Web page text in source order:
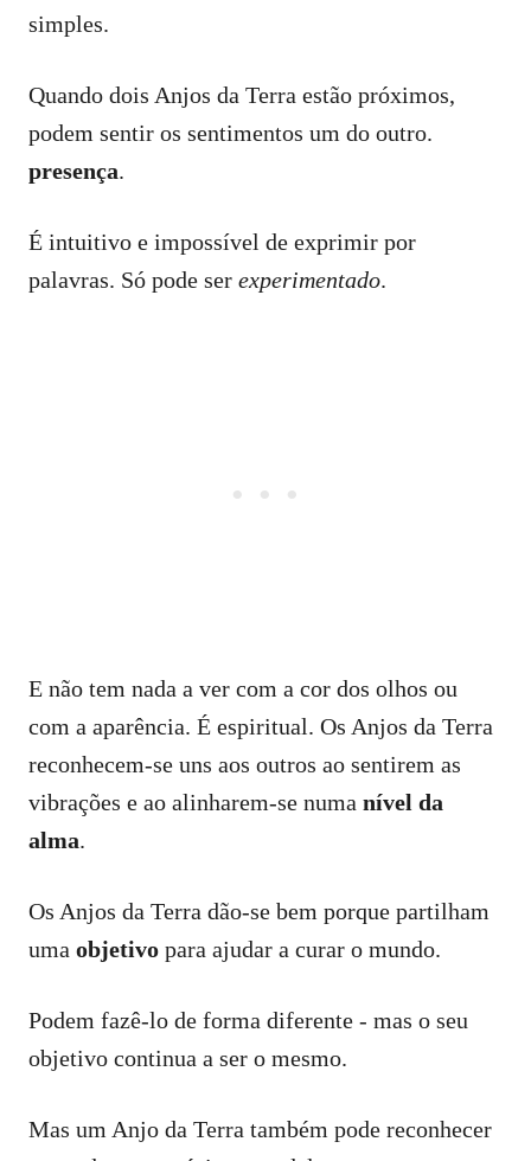
simples.
Quando dois Anjos da Terra estão próximos,
podem sentir os sentimentos um do outro.
presença.
É intuitivo e impossível de exprimir por
palavras. Só pode ser experimentado.
E não tem nada a ver com a cor dos olhos ou
com a aparência. É espiritual. Os Anjos da Terra
reconhecem-se uns aos outros ao sentirem as
vibrações e ao alinharem-se numa nível da
alma.
Os Anjos da Terra dão-se bem porque partilham
uma objetivo para ajudar a curar o mundo.
Podem fazê-lo de forma diferente - mas o seu
objetivo continua a ser o mesmo.
Mas um Anjo da Terra também pode reconhecer